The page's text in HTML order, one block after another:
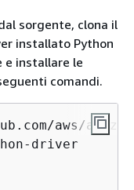
sorgente, clona il
installato Python
e installare le
comandi.
aws/
driver